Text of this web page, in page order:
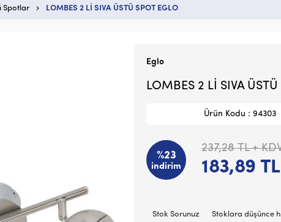
Spotlar LOMBES 2 Lİ SIVA ÜSTÜ SPOT EGLO
Eglo
LOMBES 2 Lİ SIVA
Ürün Kodu : 94303
%23
indirim
237,28TL +
183,89
Stok Sorunuz Stoklara düşünce